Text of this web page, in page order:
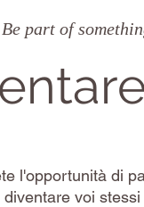
Be part of
l'opportunità di
voi